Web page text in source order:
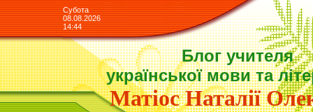
Субота
08.08.2026
14:44
Блог учителя
української мови та
Матіос Наталії